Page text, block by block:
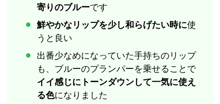
寄りのブルーです
鮮やかなリップを少し和らげたい時に使
うと良い
出番少なめになっていた手持ちのリップ
も、ブルーのプランパーを乗せることで
イイ感じにトーンダウンして一気に使え
る色になりました